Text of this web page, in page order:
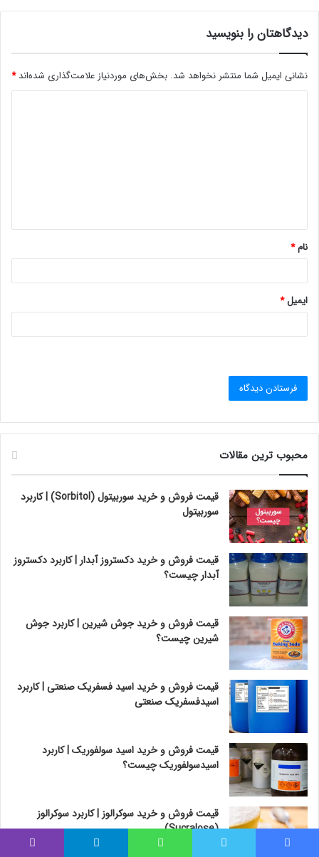
دیدگاهتان را بنویسید
نشانی ایمیل شما منتشر نخواهد شد. بخش‌های موردنیاز علامت‌گذاری شده‌اند*
*
نام*
ایمیل*
محبوب ترین مقالات
قیمت فروش و خرید سوربیتول (Sorbitol) | کاربرد
سوربیتول
قیمت فروش و خرید دکستروز آبدار | کاربرد دکستروز
آبدار چیست؟
قیمت فروش و خرید جوش شیرین | کاربرد جوش
شیرین چیست؟
قیمت فروش و خرید اسید فسفریک صنعتی | کاربرد
اسیدفسفریک صنعتی
قیمت فروش و خرید اسید سولفوریک | کاربرد
اسیدسولفوریک چیست؟
قیمت فروش و خرید سوکرالوز | کاربرد سوکرالوز
(Sucralose)